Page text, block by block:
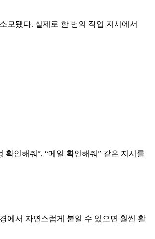
모됐다. 실제로 한 번의 작업 지시에서
확인해줘”, “메일 확인해줘” 같은 지시를
에서 자연스럽게 붙일 수 있으면 훨씬 활